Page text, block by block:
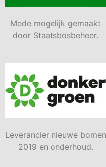
Mede mogelijk gemaakt
door Staatsbosbeheer.
Leverancier nieuwe bomen
2019 en onderhoud.